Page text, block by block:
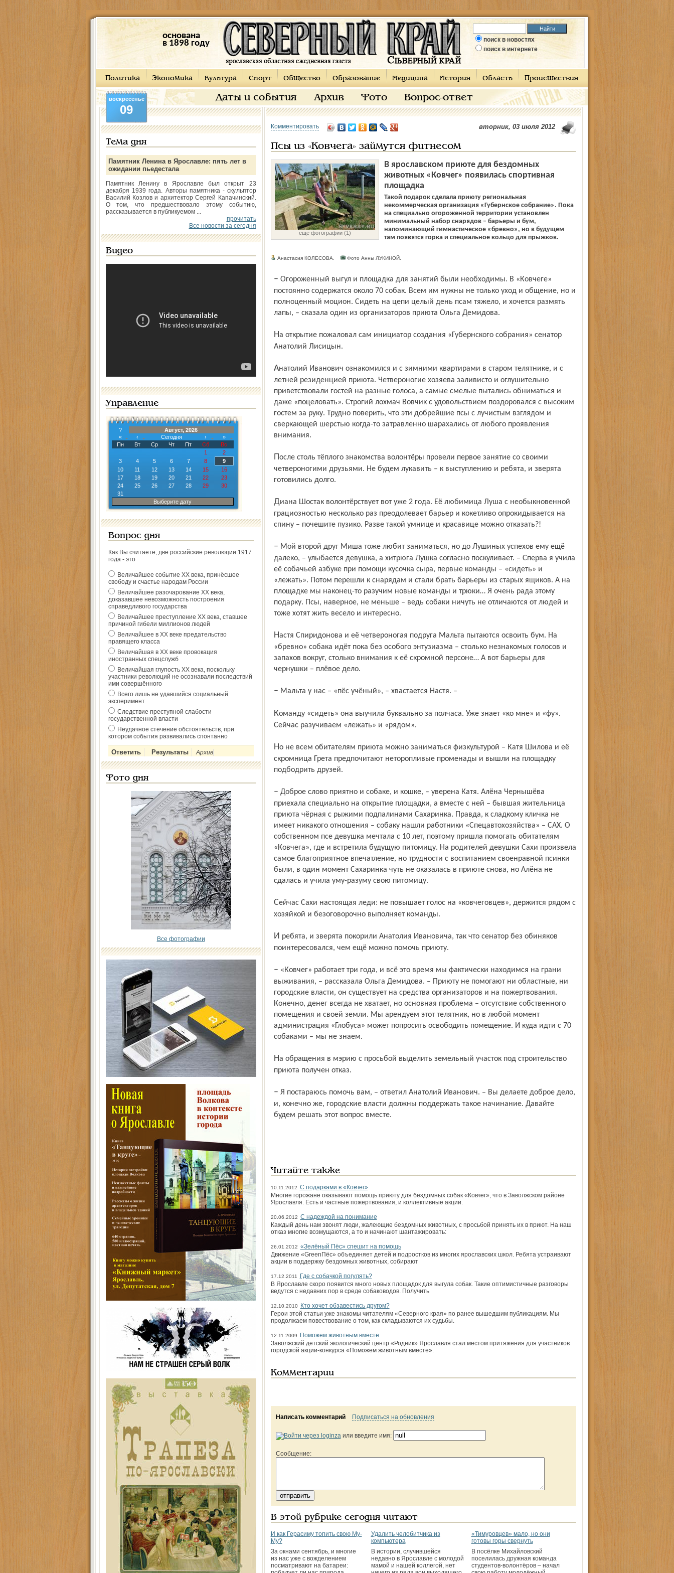
основана
в 1898 году
поиск в новостях
поиск в интернете
Политика Экономика Культура Спорт Общество Образование Медицина История Область Происшествия
Даты и события Архив Фото Вопрос-ответ
воскресенье
09
Тема дня
Памятник Ленина в Ярославле: пять лет в
ожидании пьедестала
Памятник Ленину в Ярославле был открыт 23
декабря 1939 года. Авторы памятника - скульптор
Василий Козлов и архитектор Сергей Капачинский.
О том, что предшествовало этому событию,
рассказывается в публикуемом ...
прочитать
Все новости за сегодня
Видео
Управление
?
Август, 2026
«
‹ Сегодня ›
»
Пн
Вт Ср Чт Пт Сб
Вс
1
2
3
4 5 6 7 8
9
10
11 12 13 14 15
16
17
18 19 20 21 22
23
24
25 26 27 28 29
30
31
Выберите дату
Вопрос дня
Как Вы считаете, две российские революции 1917
года - это
Величайшее событие ХХ века, принёсшее
свободу и счастье народам России
Величайшее разочарование ХХ века,
доказавшее невозможность построения
справедливого государства
Величайшее преступление ХХ века, ставшее
причиной гибели миллионов людей
Величайшее в ХХ веке предательство
правящего класса
Величайшая в ХХ веке провокация
иностранных спецслужб
Величайшая глупость ХХ века, поскольку
участники революций не осознавали последствий
ими совершённого
Всего лишь не удавшийся социальный
эксперимент
Следствие преступной слабости
государственной власти
Неудачное стечение обстоятельств, при
котором события развивались спонтанно
Архив
Фото дня
Все фотографии
Комментировать вторник, 03 июля 2012
Псы из «Ковчега» займутся фитнесом
еще фотографии (1)
В ярославском приюте для бездомных
животных «Ковчег» появилась спортивная
площадка
Такой подарок сделала приюту региональная
некоммерческая организация «Губернское собрание». Пока
на специально огороженной территории установлен
минимальный набор снарядов – барьеры и бум,
напоминающий гимнастическое «бревно», но в будущем
там появятся горка и специальное кольцо для прыжков.
Анастасия КОЛЕСОВА. Фото Анны ЛУКИНОЙ.
– Огороженный выгул и площадка для занятий были необходимы. В «Ковчеге»
постоянно содержатся около 70 собак. Всем им нужны не только уход и общение, но и
полноценный моцион. Сидеть на цепи целый день псам тяжело, и хочется размять
лапы, – сказала один из организаторов приюта Ольга Демидова.
На открытие пожаловал сам инициатор создания «Губернского собрания» сенатор
Анатолий Лисицын.
Анатолий Иванович ознакомился и с зимними квартирами в старом телятнике, и с
летней резиденцией приюта. Четвероногие хозяева заливисто и оглушительно
привет­ствовали гостей на разные голоса, а самые смелые пытались обниматься и
даже «поцеловать». Строгий лохмач Вовчик с удовольствием по­здоровался с высоким
гостем за руку. Трудно поверить, что эти добрейшие псы с лучистым взглядом и
сверкающей шер­стью когда-то затравленно шарахались от любого проявления
внимания.
После столь тёплого знакомства волонтёры провели первое занятие со своими
четвероногими друзьями. Не будем лукавить – к выступлению и ребята, и зверята
готовились долго.
Диана Шостак волонтёр­ствует вот уже 2 года. Её любимица Луша с необыкновенной
грациозностью несколько раз преодолевает барьер и кокетливо опрокидывается на
спину – почешите пузико. Разве такой умнице и красавице можно отказать?!
– Мой второй друг Миша тоже любит заниматься, но до Лушиных успехов ему ещё
далеко, – улыбается девушка, а хитрюга Лушка согласно поскуливает. – Сперва я учила
её собачьей азбуке при помощи кусочка сыра, первые команды – «сидеть» и
«лежать». Потом перешли к снарядам и стали брать барьеры из старых ящиков. А на
площадке мы наконец-то разучим новые команды и трюки… Я очень рада этому
подарку. Псы, наверное, не меньше – ведь собаки ничуть не отличаются от людей и
тоже хотят жить весело и интересно.
Настя Спиридонова и её четвероногая подруга Мальта пытаются освоить бум. На
«бревно» собака идёт пока без особого энтузиазма – столько незнакомых голосов и
запахов вокруг, столько внимания к её скромной персоне… А вот барьеры для
чернушки – плёвое дело.
– Мальта у нас – «пёс учёный», – хвастается Настя. –
Команду «сидеть» она выучила буквально за полчаса. Уже знает «ко мне» и «фу».
Сейчас разучиваем «лежать» и «рядом».
Но не всем обитателям приюта можно заниматься физкультурой – Катя Шилова и её
скромница Грета предпочитают неторопливые променады и вышли на площадку
подбодрить друзей.
– Доброе слово приятно и собаке, и кошке, – уверена Катя. Алёна Чернышёва
приехала специально на открытие площадки, а вместе с ней – бывшая жительница
приюта чёрная с рыжими подпалинами Сахаринка. Правда, к сладкому кличка не
имеет никакого отношения – собаку нашли работники «Спецавтохозяйства» – САХ. О
собственном псе девушка мечтала с 10 лет, поэтому пришла помогать обитателям
«Ковчега», где и встретила будущую питомицу. На родителей девушки Сахи произвела
самое благоприятное впечатление, но трудности с воспитанием своенравной псинки
были, в один момент Сахаринка чуть не оказалась в приюте снова, но Алёна не
сдалась и учила уму-разуму свою питомицу.
Сейчас Сахи настоящая леди: не повышает голос на «ковчеговцев», держится рядом с
хозяйкой и безоговорочно выполняет команды.
И ребята, и зверята покорили Анатолия Ивановича, так что сенатор без обиняков
поинтересовался, чем ещё можно помочь приюту.
– «Ковчег» работает три года, и всё это время мы фактически находимся на грани
выживания, – рассказала Ольга Демидова. – Приюту не помогают ни областные, ни
город­ские власти, он существует на средства организаторов и на пожертвования.
Конечно, денег всегда не хватает, но основная проблема – отсутствие собственного
помещения и своей земли. Мы арендуем этот телятник, но в любой момент
администрация «Глобуса» может попросить освободить помещение. И куда идти с 70
собаками – мы не знаем.
На обращения в мэрию с просьбой выделить земельный участок под строительство
приюта получен отказ.
– Я постараюсь помочь вам, – ответил Анатолий Иванович. – Вы делаете доброе дело,
и, конечно же, городские власти должны поддержать такое начинание. Давайте
будем решать этот вопрос вместе.
Читайте также
10.11.2012 С подарками в «Ковчег»
Многие горожане оказывают помощь приюту для бездомных собак «Ковчег», что в Заволжском районе
Ярославля. Есть и частные пожертвования, и коллективные акции.
20.06.2012 С надеждой на понимание
Каждый день нам звонят люди, жалеющие бездомных животных, с просьбой принять их в приют. На наш
отказ многие возмущаются, а то и начинают шантажировать:
26.01.2012 «Зелёный Пёс» спешит на помощь
Движение «GreenПёс» объединяет детей и подростков из многих ярославских школ. Ребята устраивают
акции в поддержку бездомных животных, собирают
17.12.2011
Где с собачкой погулять?
В Ярославле скоро появится много новых площадок для выгула собак. Такие оптимистичные разговоры
ведутся с недавних пор в среде собаководов. Получить
12.10.2010
Кто хочет обзавестись другом?
Герои этой статьи уже знакомы читателям «Северного края» по ранее вышедшим публикациям. Мы
продолжаем повествование о том, как складываются их судьбы.
12.11.2009
Поможем животным вместе
Заволжский детский экологический центр «Родник» Ярославля стал местом притяжения для участников
городской акции-конкурса «Поможем животным вместе».
Комментарии
Написать комментарий Подписаться на обновления
или введите имя:
Сообщение:
В этой рубрике сегодня читают
И как Герасиму топить свою Му-
Му?
За окнами сентябрь, и многие
из нас уже с вожделением
посматривают на батареи:
Удалить челобитчика из
компьютера
В истории, случившейся
недавно в Ярославле с молодой
мамой и нашей коллегой, нет
«Тимуровцев» мало, но они
готовы горы свернуть
В посёлке Михайловский
поселилась дружная команда
студентов-волонтёров – начал